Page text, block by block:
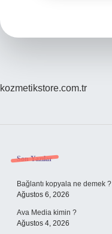
kozmetikstore.com.tr
Sidebar
Son Yazılar
Bağlantı kopyala ne demek ?
Ağustos 6, 2026
Ava Media kimin ?
Ağustos 4, 2026